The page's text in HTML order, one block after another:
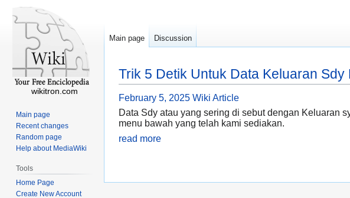
Trik 5 Detik Untuk Data Keluaran
February 5, 2025 Wiki Article
Data Sdy atau yang sering di sebut dengan Keluaran
menu bawah yang telah kami sediakan.
read more
Main page Discussion
wikitron.com
Main page
Recent changes
Random page
Help about MediaWiki
Tools
Home Page
Create New Account